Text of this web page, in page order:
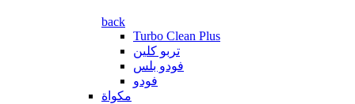
back
Turbo Clean Plus
تربو كلين
فودو بلس
فودو
مكواة